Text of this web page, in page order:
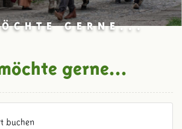
GERNE...
gerne...
buchen